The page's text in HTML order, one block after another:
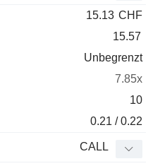
15.13 CHF
15.57
Unbegrenzt
7.85x
10
0.21 / 0.22
CALL